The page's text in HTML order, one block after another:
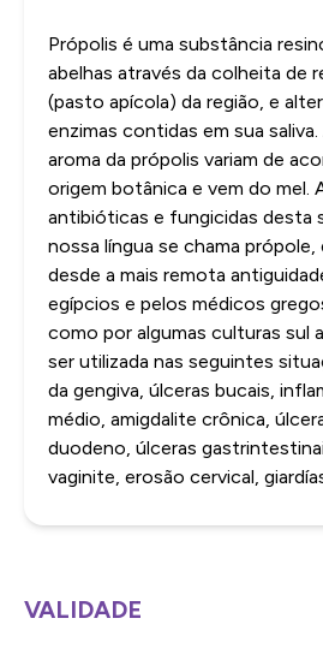
Própolis é uma substância
abelhas através da colheita de
(pasto apícola) da região, e
enzimas contidas em sua
aroma da própolis variam de
origem botânica e vem do mel.
antibióticas e fungicidas desta
nossa língua se chama
desde a mais remota
egípcios e pelos médicos
como por algumas culturas sul
ser utilizada nas seguintes
da gengiva, úlceras bucais,
médio, amigdalite crônica,
duodeno, úlceras
vaginite, erosão cervical,
VALIDADE